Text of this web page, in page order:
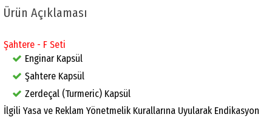
Ürün Açıklaması
Şahtere - F Seti
Enginar Kapsül
Şahtere Kapsül
Zerdeçal (Turmeric) Kapsül
İlgili Yasa ve Reklam Yönetmelik Kurallarına Uyularak Endikasyon